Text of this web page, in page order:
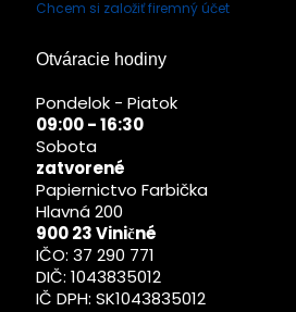
Chcem si založiť firemný účet
Otváracie hodiny
Pondelok - Piatok
09:00 - 16:30
Sobota
zatvorené
Papiernictvo Farbička
Hlavná 200
900 23 Viničné
IČO: 37 290 771
DIČ: 1043835012
IČ DPH: SK1043835012